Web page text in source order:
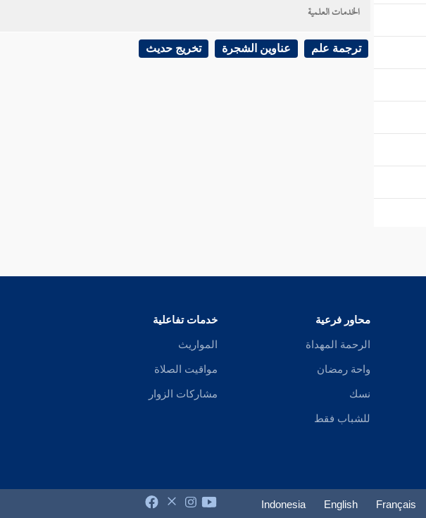
الخدمات العلمية
ترجمة علم عناوين الشجرة تخريج حديث
محاور فرعية
الرحمة المهداة
واحة رمضان
نسك
للشباب فقط
خدمات تفاعلية
المواريث
مواقيت الصلاة
مشاركات الزوار
Français
English
Indonesia